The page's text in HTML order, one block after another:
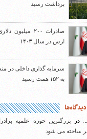
برداشت رسید
صادرات ۲۰۰
ارس در سال ۱۴۰۳
سرمایه گذاری داخلی در
به ۱۵۲ همت رسید
دربزرگترین حوزه علمیه
ساخته می شود